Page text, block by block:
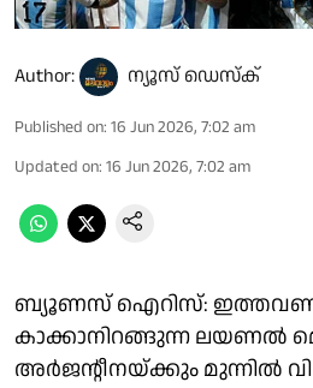
Author: ന്യൂസ് ഡെസ്ക്
Published on: 16 Jun 2026, 7:02 am
Updated on: 16 Jun 2026, 7:02 am
ബ്യൂണസ് ഐറിസ്: ഇത്തവണ
കാക്കാനിറങ്ങുന്ന ലയണൽ
അർജൻ്റീനയ്ക്കും മുന്നിൽ